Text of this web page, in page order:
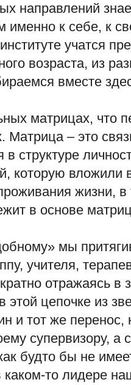
направлений
именно к себе, к
учатся
возраста, из
вместе
матрицах, что
Матрица – это
структуре
которую вложили
жизни, в
в основе
мы
учителя,
отражаясь в
цепочке из
и тот же
супервизору, а
будто бы не
то лидере